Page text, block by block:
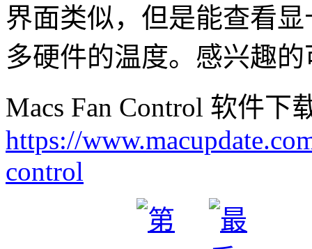
界面类似，但是能查看
多硬件的温度。感兴趣
Macs Fan Control 软件下
https://
control